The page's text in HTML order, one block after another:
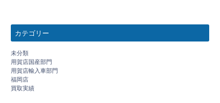
カテゴリー
未分類
用賀店国産部門
用賀店輸入車部門
福岡店
買取実績